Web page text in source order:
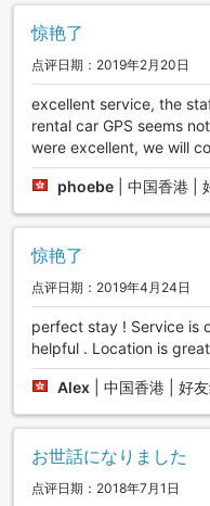
惊艳了
点评日期：2019年2月20日
excellent service, the
rental car GPS seems
were excellent, we will
phoebe 中国香港 |
惊艳了
点评日期：2019年4月24日
perfect stay ! Service is
helpful . Location is
Alex 中国香港 | 好
お世話になりました
点评日期：2018年7月1日